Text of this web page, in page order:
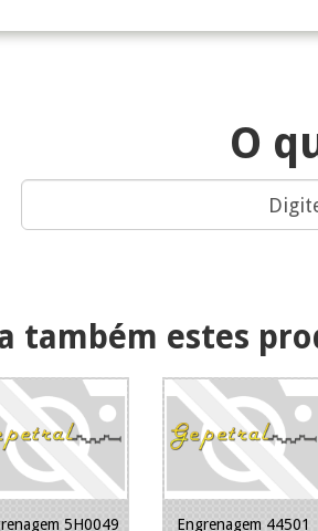
O
também estes
5H0049 Engrenagem 44501